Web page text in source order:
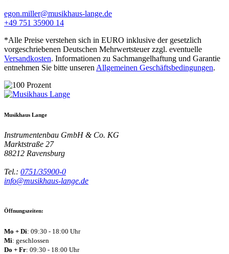
egon.miller@musikhaus-lange.de
+49 751 35900 14
*Alle Preise verstehen sich in EURO inklusive der gesetzlich
vorgeschriebenen Deutschen Mehrwertsteuer zzgl. eventuelle
Versandkosten. Informationen zu Sachmangelhaftung und Garantie
entnehmen Sie bitte unseren Allgemeinen Geschäftsbedingungen.
Musikhaus Lange
Instrumentenbau GmbH & Co. KG
Marktstraße 27
88212 Ravensburg
Tel.: 0751/35900-0
info@musikhaus-lange.de
Öffnungszeiten:
Mo + Di: 09:30 - 18:00 Uhr
Mi: geschlossen
Do + Fr: 09:30 - 18:00 Uhr